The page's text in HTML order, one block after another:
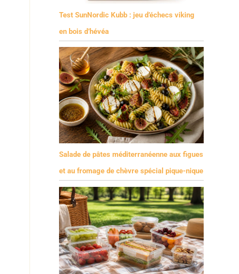
Test SunNordic Kubb : jeu d’échecs viking
en bois d’hévéa
Salade de pâtes méditerranéenne aux figues
et au fromage de chèvre spécial pique-nique